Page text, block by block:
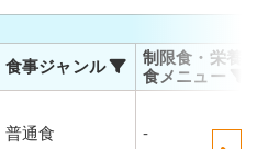
食事ジャンル
制限食・栄養調整
食メニュー
普通食 -